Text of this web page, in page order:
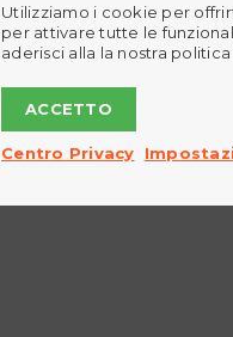
Utilizziamo i cookie per
per attivare tutte le
aderisci alla la nostra politica
ACCETTO
Centro Privacy